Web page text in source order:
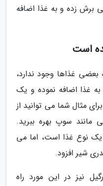
برش زده و به غذا اضافه
است
بعضی غذاها وجود ندارد،
غذا اضافه نموده و یک
مثال شما می توانید از
مانند سوپ بهره ببرید.
نوع غذا است، اما می
شیر افزود.
نیز در این مورد راه